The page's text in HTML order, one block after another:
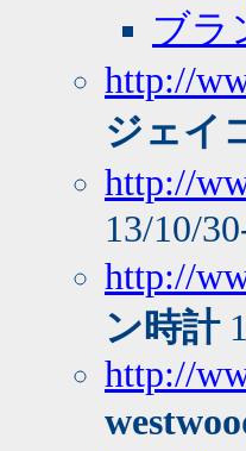
ブラ
http://
ジェイ
http://
13/10/
http://
ン時計
http://